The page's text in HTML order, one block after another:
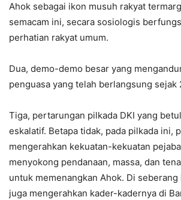
Ahok sebagai ikon musuh rakyat
semacam ini, secara sosiologis
perhatian rakyat umum.
Dua, demo-demo besar yang
penguasa yang telah berlangsung sejak
Tiga, pertarungan pilkada DKI yang
eskalatif. Betapa tidak, pada pilkada ini,
mengerahkan kekuatan-kekuatan
menyokong pendanaan, massa, dan
untuk memenangkan Ahok. Di seberang
juga mengerahkan kader-kadernya di